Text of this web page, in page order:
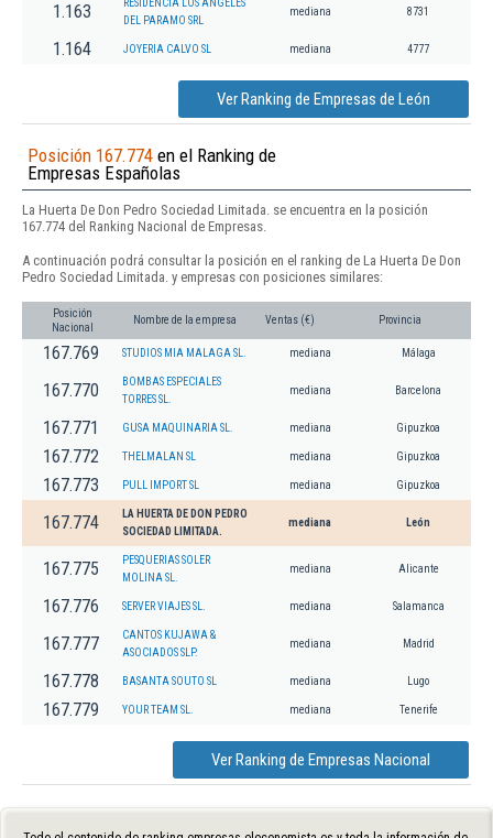
1.163
RESIDENCIA LOS ANGELES
DEL PARAMO SRL
mediana 8731
1.164 JOYERIA CALVO SL mediana 4777
Ver Ranking de Empresas de León
Posición 167.774 en el Ranking de
Empresas Españolas
La Huerta De Don Pedro Sociedad Limitada. se encuentra en la posición
167.774 del Ranking Nacional de Empresas.
A continuación podrá consultar la posición en el ranking de La Huerta De Don
Pedro Sociedad Limitada. y empresas con posiciones similares:
Posición
Nacional
Nombre de la empresa Ventas (€) Provincia
167.769 STUDIOS MIA MALAGA SL. mediana Málaga
167.770
BOMBAS ESPECIALES
TORRES SL.
mediana Barcelona
167.771 GUSA MAQUINARIA SL. mediana Gipuzkoa
167.772 THELMALAN SL mediana Gipuzkoa
167.773 PULL IMPORT SL mediana Gipuzkoa
167.774
LA HUERTA DE DON PEDRO
SOCIEDAD LIMITADA.
mediana León
167.775
PESQUERIAS SOLER
MOLINA SL.
mediana Alicante
167.776 SERVER VIAJES SL. mediana Salamanca
167.777
CANTOS KUJAWA &
ASOCIADOS SLP.
mediana Madrid
167.778 BASANTA SOUTO SL mediana Lugo
167.779 YOUR TEAM SL. mediana Tenerife
Ver Ranking de Empresas Nacional